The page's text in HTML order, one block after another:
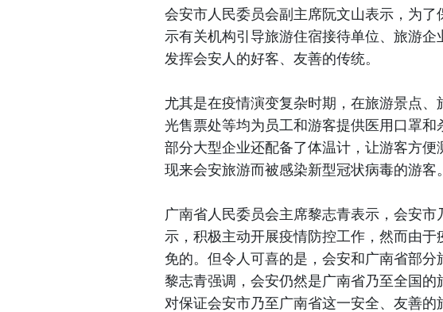
会安市人民委员会副主席阮文山表示，为
示有关机构引导旅游住宿接待单位、旅游
发挥会安人的好客、友善的传统。
尤其是在疫情演变复杂时期，在旅游景点
光售票处等均为员工和游客提供医用口罩和
部分大型企业还配备了体温计，让游客方
现来会安旅游而被感染新型冠状病毒的游客。
广南省人民委员会主席黎志青表示，会安
示，积极主动开展疫情防控工作，然而由
免的。但令人可喜的是，会安和广南省部分
黎志青强调，会安仍然是广南省乃至全国
对保证会安市乃至广南省这一安全、友善的